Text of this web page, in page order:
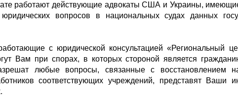
работают действующие адвокаты США и Украины,
вопросов в национальных судах данных
с юридической консультацией «Региональный
Вам при спорах, в которых стороной является
любые вопросы, связанные с восстановлением
соответствующих учреждений, представят